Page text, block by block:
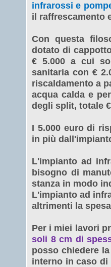
infrarossi e
il raffrescamento
Con questa
dotato di
€ 5.000 a cui
sanitaria con €
riscaldamento a
acqua calda e
degli split, totale
I 5.000 euro di
in più
L'impianto ad
bisogno di
stanza in modo
L'impianto ad
altrimenti la
Per i miei lavori
soli 8 cm di
posso chiedere
interno in caso